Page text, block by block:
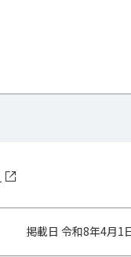
掲載日 令和8年4月1